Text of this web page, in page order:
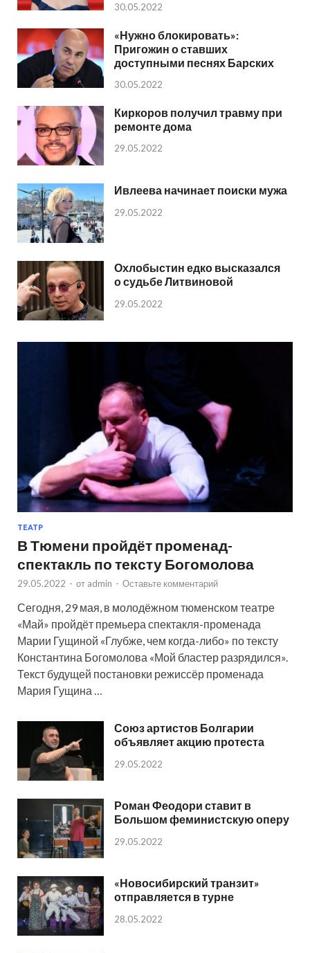
30.05.2022
«Нужно блокировать»:
Пригожин о ставших
доступными песнях Барских
30.05.2022
Киркоров получил травму при
ремонте дома
29.05.2022
Ивлеева начинает поиски мужа
29.05.2022
Охлобыстин едко высказался
о судьбе Литвиновой
29.05.2022
ТЕАТР
В Тюмени пройдёт променад-
спектакль по тексту Богомолова
29.05.2022 - от admin - Оставьте комментарий
Сегодня, 29 мая, в молодёжном тюменском театре
«Май» пройдёт премьера спектакля-променада
Марии Гущиной «Глубже, чем когда-либо» по тексту
Константина Богомолова «Мой бластер разрядился».
Текст будущей постановки режиссёр променада
Мария Гущина …
Союз артистов Болгарии
объявляет акцию протеста
29.05.2022
Роман Феодори ставит в
Большом феминистскую оперу
29.05.2022
«Новосибирский транзит»
отправляется в турне
28.05.2022